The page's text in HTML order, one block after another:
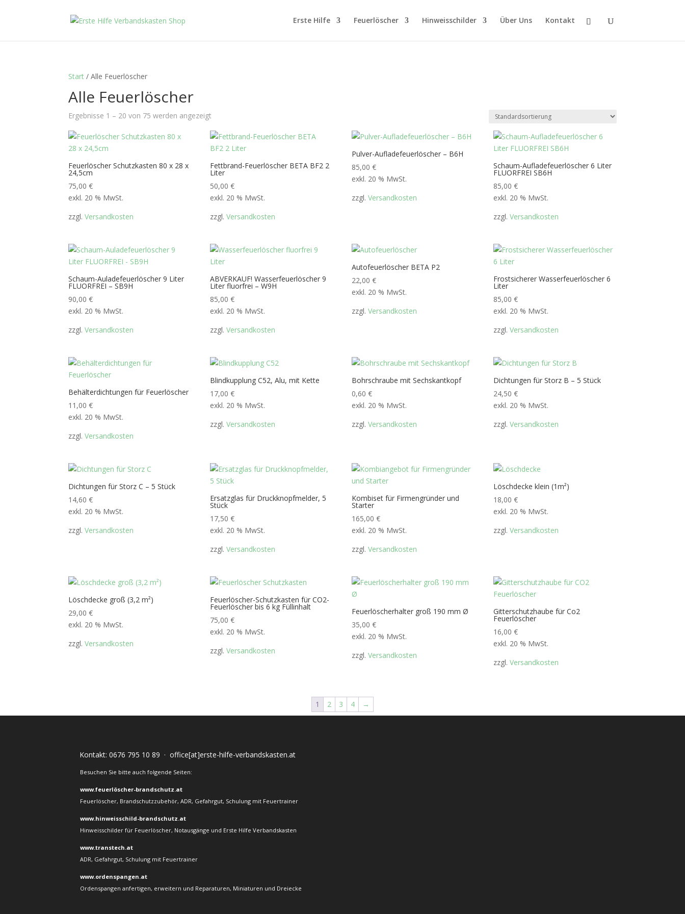
Erste Hilfe Feuerlöscher Hinweisschilder Über Uns Kontakt
Start / Alle Feuerlöscher
Alle Feuerlöscher
Ergebnisse 1 – 20 von 75 werden angezeigt
Feuerlöscher Schutzkasten 80 x 28 x
24,5cm
75,00€
exkl. 20 % MwSt.
zzgl.Versandkosten
Fettbrand-Feuerlöscher BETA BF2 2
Liter
50,00€
exkl. 20 % MwSt.
zzgl.Versandkosten
Pulver-Aufladefeuerlöscher – B6H
85,00€
exkl. 20 % MwSt.
zzgl.Versandkosten
Schaum-Aufladefeuerlöscher 6 Liter
FLUORFREI SB6H
85,00€
exkl. 20 % MwSt.
zzgl.Versandkosten
Schaum-Auladefeuerlöscher 9 Liter
FLUORFREI – SB9H
90,00€
exkl. 20 % MwSt.
zzgl.Versandkosten
ABVERKAUF! Wasserfeuerlöscher 9
Liter fluorfrei – W9H
85,00€
exkl. 20 % MwSt.
zzgl.Versandkosten
Autofeuerlöscher BETA P2
22,00€
exkl. 20 % MwSt.
zzgl.Versandkosten
Frostsicherer Wasserfeuerlöscher 6
Liter
85,00€
exkl. 20 % MwSt.
zzgl.Versandkosten
Behälterdichtungen für Feuerlöscher
11,00€
exkl. 20 % MwSt.
zzgl.Versandkosten
Blindkupplung C52, Alu, mit Kette
17,00€
exkl. 20 % MwSt.
zzgl.Versandkosten
Bohrschraube mit Sechskantkopf
0,60€
exkl. 20 % MwSt.
zzgl.Versandkosten
Dichtungen für Storz B – 5 Stück
24,50€
exkl. 20 % MwSt.
zzgl.Versandkosten
Dichtungen für Storz C – 5 Stück
14,60€
exkl. 20 % MwSt.
zzgl.Versandkosten
Ersatzglas für Druckknopfmelder, 5
Stück
17,50€
exkl. 20 % MwSt.
zzgl.Versandkosten
Kombiset für Firmengründer und
Starter
165,00€
exkl. 20 % MwSt.
zzgl.Versandkosten
Löschdecke klein (1m²)
18,00€
exkl. 20 % MwSt.
zzgl.Versandkosten
Löschdecke groß (3,2 m²)
29,00€
exkl. 20 % MwSt.
zzgl.Versandkosten
Feuerlöscher-Schutzkasten für CO2-
Feuerlöscher bis 6 kg Füllinhalt
75,00€
exkl. 20 % MwSt.
zzgl.Versandkosten
Feuerlöscherhalter groß 190 mm Ø
35,00€
exkl. 20 % MwSt.
zzgl.Versandkosten
Gitterschutzhaube für Co2
Feuerlöscher
16,00€
exkl. 20 % MwSt.
zzgl.Versandkosten
1 2 3 4 →
Kontakt:0676 795 10 89 ·office[at]erste-hilfe-verbandskasten.at
Besuchen Sie bitte auch folgende Seiten:
www.feuerlöscher-brandschutz.at
Feuerlöscher, Brandschutzzubehör, ADR, Gefahrgut, Schulung mit Feuertrainer
www.hinweisschild-brandschutz.at
Hinweisschilder für Feuerlöscher, Notausgänge und Erste Hilfe Verbandskasten
www.transtech.at
ADR, Gefahrgut, Schulung mit Feuertrainer
www.ordenspangen.at
Ordenspangen anfertigen, erweitern und Reparaturen, Miniaturen und Dreiecke